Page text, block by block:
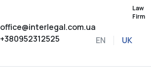
Law
Firm
office@interlegal.com.ua
+380952312525
EN UK